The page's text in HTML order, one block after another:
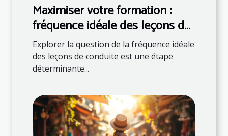
Maximiser votre formation :
fréquence idéale des leçons de
conduite
Explorer la question de la fréquence idéale
des leçons de conduite est une étape
déterminante...